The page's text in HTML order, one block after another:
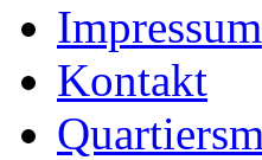
Impressum
Kontakt